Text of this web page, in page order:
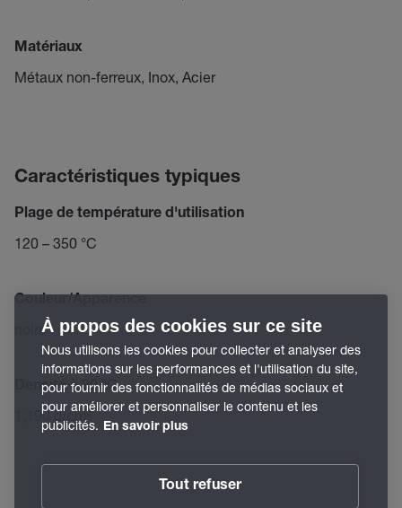
Matériaux
Métaux non-ferreux, Inox, Acier
Caractéristiques typiques
Plage de température d'utilisation
120 – 350 °C
Couleur/Apparence
noire
Densité à 20 °C
1,190 g/cm³
À propos des cookies sur ce site
Nous utilisons les cookies pour collecter et analyser des
informations sur les performances et l'utilisation du site,
pour fournir des fonctionnalités de médias sociaux et
pour améliorer et personnaliser le contenu et les
publicités. En savoir plus
Tout refuser